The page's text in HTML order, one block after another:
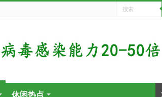
休闲热点